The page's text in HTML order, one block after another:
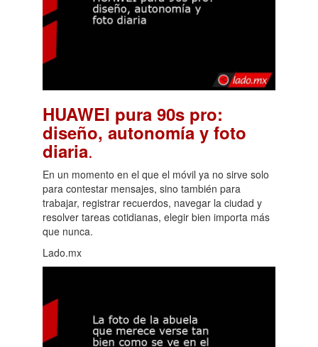
HUAWEI pura 90s pro:
diseño, autonomía y foto
diaria.
En un momento en el que el móvil ya no sirve solo
para contestar mensajes, sino también para
trabajar, registrar recuerdos, navegar la ciudad y
resolver tareas cotidianas, elegir bien importa más
que nunca.
Lado.mx